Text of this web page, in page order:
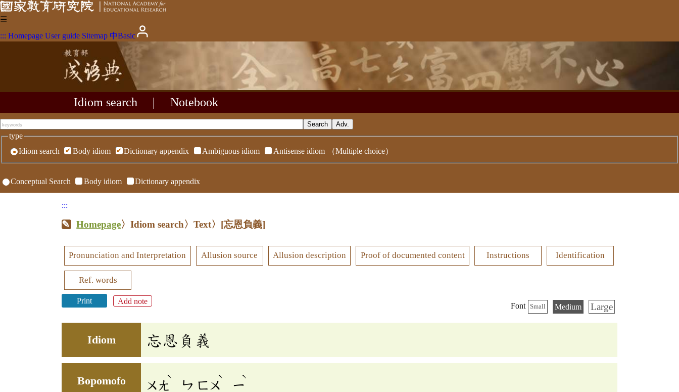
☰
::: Homepage User guide Sitemap 中Basic
Idiom search Notebook
type
Idiom search
Body idiom Dictionary appendix Ambiguous idiom Antisense idiom （Multiple choice）
Conceptual Search Body idiom Dictionary appendix
:::
Homepage〉Idiom search〉Text〉 [忘恩負義]
Pronunciation and Interpretation Allusion source Allusion description Proof of documented content Instructions Identification
Ref. words
Print Add note
Font Small Medium Large
Idiom 忘恩負義
Bopomofo ㄨㄤ
ˋ
ㄣ ㄈㄨ
ˋ
ㄧ
ˋ